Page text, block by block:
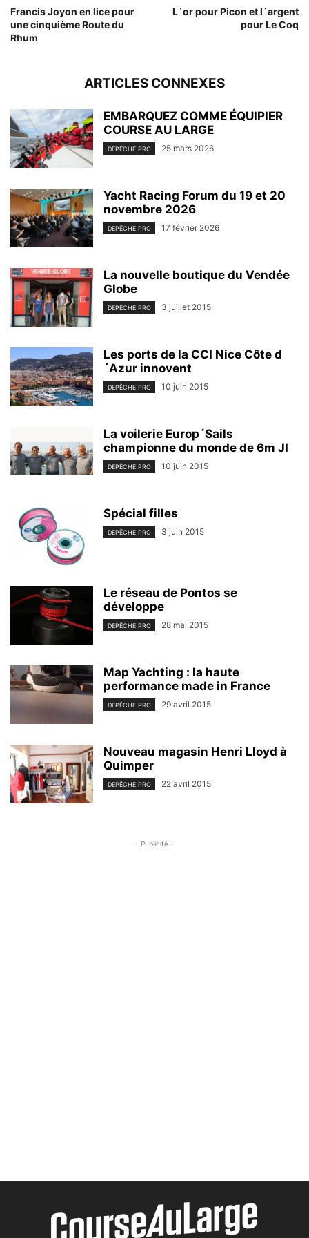
Francis Joyon en lice pour
une cinquième Route du
Rhum
L´or pour Picon et l´argent
pour Le Coq
ARTICLES CONNEXES
EMBARQUEZ COMME ÉQUIPIER
COURSE AU LARGE
DEPÊCHE PRO 25 mars 2026
Yacht Racing Forum du 19 et 20
novembre 2026
DEPÊCHE PRO 17 février 2026
La nouvelle boutique du Vendée
Globe
DEPÊCHE PRO 3 juillet 2015
Les ports de la CCI Nice Côte d
´Azur innovent
DEPÊCHE PRO 10 juin 2015
La voilerie Europ´Sails
championne du monde de 6m JI
DEPÊCHE PRO 10 juin 2015
Spécial filles
DEPÊCHE PRO 3 juin 2015
Le réseau de Pontos se
développe
DEPÊCHE PRO 28 mai 2015
Map Yachting : la haute
performance made in France
DEPÊCHE PRO 29 avril 2015
Nouveau magasin Henri Lloyd à
Quimper
DEPÊCHE PRO 22 avril 2015
- Publicité -